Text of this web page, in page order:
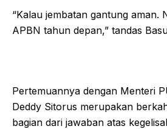
“Kalau jembatan gantung aman.
APBN tahun depan,” tandas
Pertemuannya dengan Menteri
Deddy Sitorus merupakan
bagian dari jawaban atas